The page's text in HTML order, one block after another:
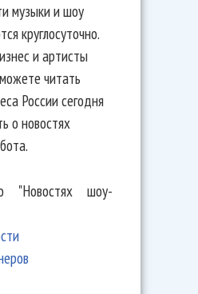
музыки и шоу
круглосуточно.
и артисты
читать
России сегодня
о новостях
"Новостях шоу-